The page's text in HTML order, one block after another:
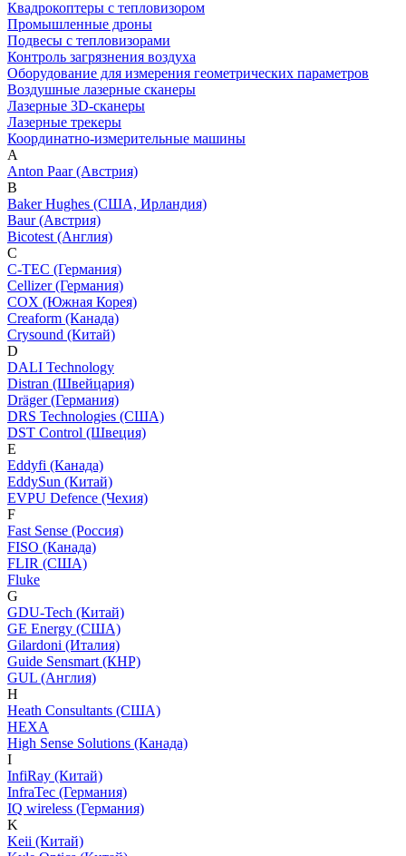
Квадрокоптеры с тепловизором
Промышленные дроны
Подвесы с тепловизорами
Контроль загрязнения воздуха
Оборудование для измерения геометрических параметров
Воздушные лазерные сканеры
Лазерные 3D-сканеры
Лазерные трекеры
Координатно-измерительные машины
A
Anton Paar (Австрия)
B
Baker Hughes (США, Ирландия)
Baur (Австрия)
Bicotest (Англия)
C
C-TEC (Германия)
Cellizer (Германия)
COX (Южная Корея)
Creaform (Канада)
Crysound (Китай)
D
DALI Technology
Distran (Швейцария)
Dräger (Германия)
DRS Technologies (США)
DST Control (Швеция)
E
Eddyfi (Канада)
EddySun (Китай)
EVPU Defence (Чехия)
F
Fast Sense (Россия)
FISO (Канада)
FLIR (США)
Fluke
G
GDU-Tech (Китай)
GE Energy (США)
Gilardoni (Италия)
Guide Sensmart (КНР)
GUL (Англия)
H
Heath Consultants (США)
HEXA
High Sense Solutions (Канада)
I
InfiRay (Китай)
InfraTec (Германия)
IQ wireless (Германия)
K
Keii (Китай)